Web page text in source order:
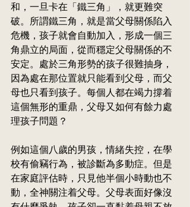
和，一旦卡在「鐵三角」，就更難突
破。所謂鐵三角，就是當父母關係陷 入
危機，孩子就會自動加入，形成一個三
角鼎立的局面，從而穩定父母關係的不
安定。處於三角形勢的孩子很難抽身，
因為處在那位置就只能看到父母，而父
母也只看到孩子。每個人都在竭力撐着
這個無形的重鼎，父母又如何有餘力處
理孩子問題？
例如這個八 歲的男孩，情緒失控，在學
校有偷竊行為，被診斷為多動症。但是
在家庭評估時，只見他半個小時動也不
動，全神關注着父母。父母表面好像沒